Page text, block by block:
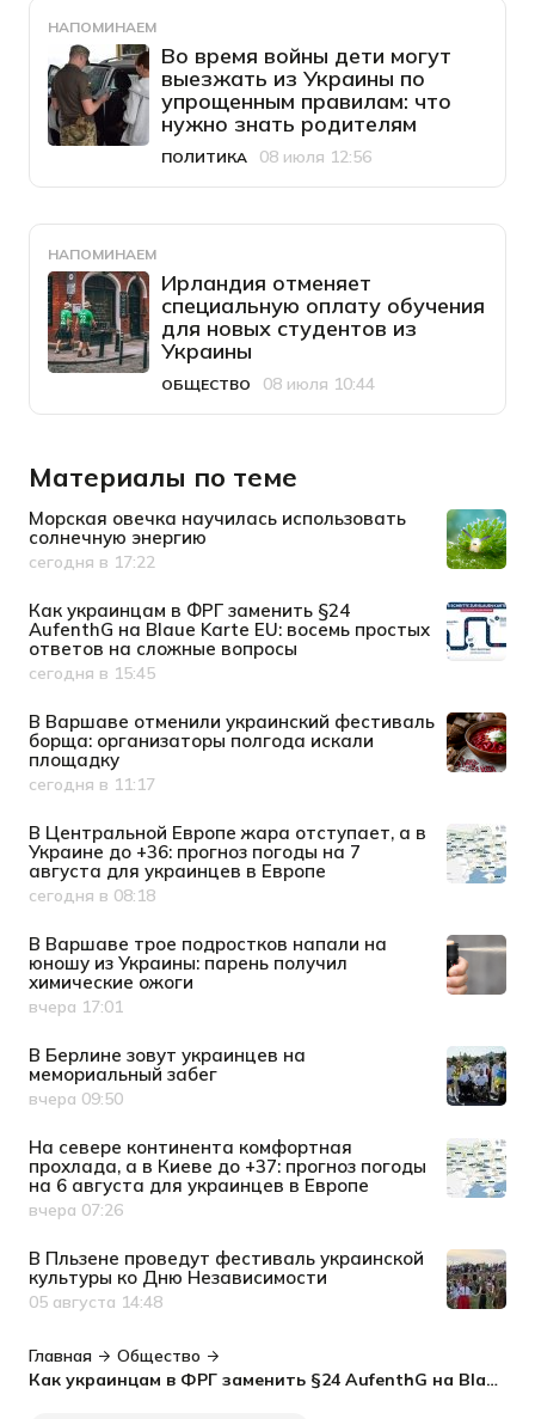
НАПОМИНАЕМ
Во время войны дети могут
выезжать из Украины по
упрощенным правилам: что
нужно знать родителям
Категория
ПОЛИТИКА
Дата публикации
08 июля 12:56
НАПОМИНАЕМ
Ирландия отменяет
специальную оплату обучения
для новых студентов из
Украины
Категория
ОБЩЕСТВО
Дата публикации
08 июля 10:44
Материалы по теме
Морская овечка научилась использовать
солнечную энергию
Дата публикации
сегодня в 17:22
Как украинцам в ФРГ заменить §24
AufenthG на Blaue Karte EU: восемь простых
ответов на сложные вопросы
Дата публикации
сегодня в 15:45
В Варшаве отменили украинский фестиваль
борща: организаторы полгода искали
площадку
Дата публикации
сегодня в 11:17
В Центральной Европе жара отступает, а в
Украине до +36: прогноз погоды на 7
августа для украинцев в Европе
Дата публикации
сегодня в 08:18
В Варшаве трое подростков напали на
юношу из Украины: парень получил
химические ожоги
Дата публикации
вчера 17:01
В Берлине зовут украинцев на
мемориальный забег
Дата публикации
вчера 09:50
На севере континента комфортная
прохлада, а в Киеве до +37: прогноз погоды
на 6 августа для украинцев в Европе
Дата публикации
вчера 07:26
В Пльзене проведут фестиваль украинской
культуры ко Дню Независимости
Дата публикации
05 августа 14:48
Главная
Общество
Как украинцам в ФРГ заменить §24 AufenthG на Blaue Karte EU: восемь простых ответов на сложные вопросы